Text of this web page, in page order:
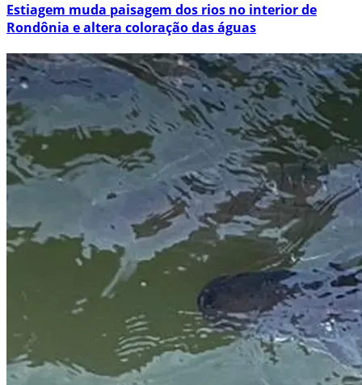
Estiagem muda paisagem dos rios no interior de
Rondônia e altera coloração das águas